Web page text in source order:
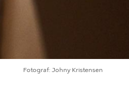
Fotograf Johny Kristensen